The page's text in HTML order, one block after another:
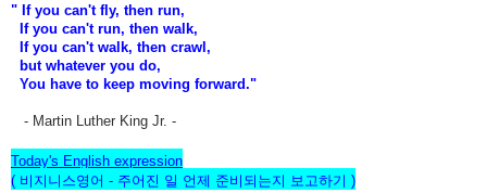
" If you can't fly, then run,
If you can't run, then walk,
If you can't walk, then crawl,
but whatever you do,
You have to keep moving forward."
- Martin Luther King Jr. -
Today's English expression
( 비지니스영어 - 주어진 일 언제 준비되는지 보고하기 )